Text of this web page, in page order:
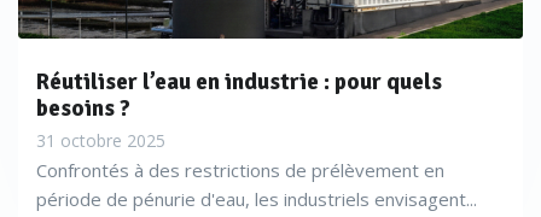
Réutiliser l’eau en industrie : pour quels
besoins ?
31 octobre 2025
Confrontés à des restrictions de prélèvement en
période de pénurie d'eau, les industriels envisagent...